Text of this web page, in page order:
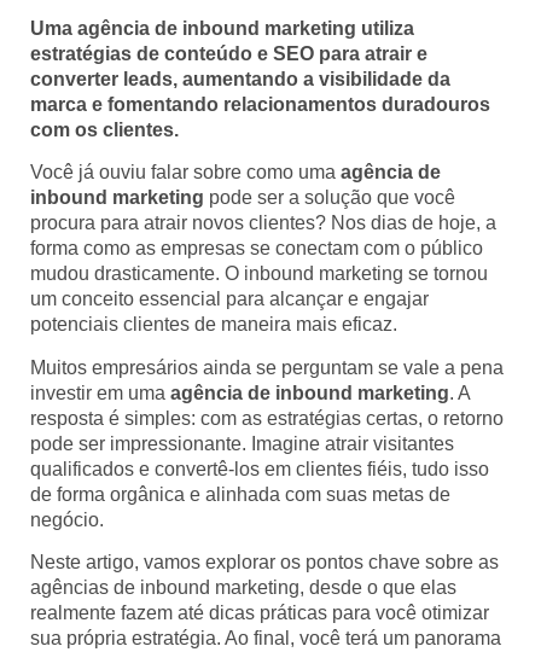
Uma agência de inbound marketing utiliza
estratégias de conteúdo e SEO para atrair e
converter leads, aumentando a visibilidade da
marca e fomentando relacionamentos duradouros
com os clientes.
Você já ouviu falar sobre como uma agência de
inbound marketing pode ser a solução que você
procura para atrair novos clientes? Nos dias de hoje, a
forma como as empresas se conectam com o público
mudou drasticamente. O inbound marketing se tornou
um conceito essencial para alcançar e engajar
potenciais clientes de maneira mais eficaz.
Muitos empresários ainda se perguntam se vale a pena
investir em uma agência de inbound marketing. A
resposta é simples: com as estratégias certas, o retorno
pode ser impressionante. Imagine atrair visitantes
qualificados e convertê-los em clientes fiéis, tudo isso
de forma orgânica e alinhada com suas metas de
negócio.
Neste artigo, vamos explorar os pontos chave sobre as
agências de inbound marketing, desde o que elas
realmente fazem até dicas práticas para você otimizar
sua própria estratégia. Ao final, você terá um panorama